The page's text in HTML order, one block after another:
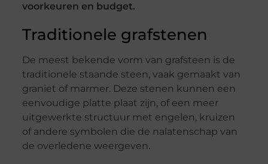
voorkeuren en budget.
Traditionele grafstenen
De meest bekende vorm van grafsteen is de
traditionele staande steen, vaak gemaakt van
graniet of marmer. Deze stenen kunnen een
eenvoudige platte plaat zijn, of een meer
uitgewerkte structuur met engelen, kruizen
of andere symbolen die de nalatenschap van
de overledene weergeven.